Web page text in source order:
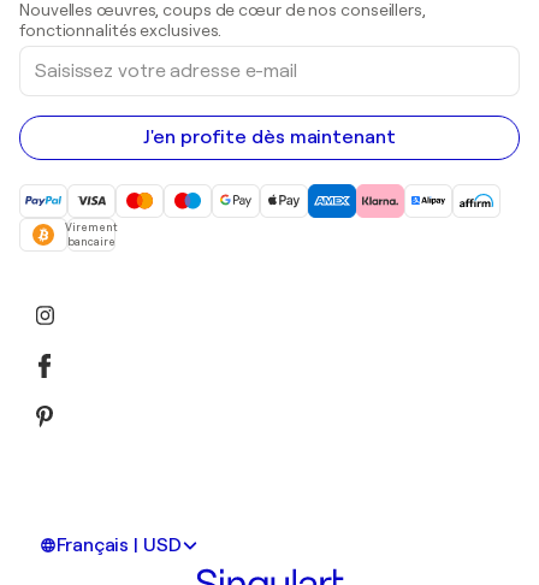
Peintures acryliques
Nouvelles œuvres, coups de cœur de nos conseillers,
fonctionnalités exclusives.
Saisissez
votre
adresse
e-
mail
J'en profite dès maintenant
Virement
bancaire
Français | USD